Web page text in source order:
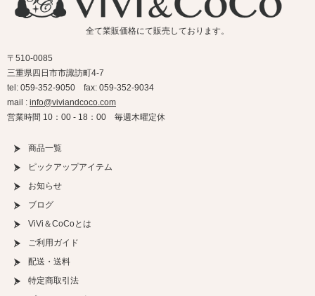
全て業販価格にて販売しております。
〒510-0085
三重県四日市市諏訪町4-7
tel: 059-352-9050 fax: 059-352-9034
mail : info@viviandcoco.com
営業時間 10：00 - 18：00 毎週木曜定休
商品一覧
ピックアップアイテム
お知らせ
ブログ
ViVi＆CoCoとは
ご利用ガイド
配送・送料
特定商取引法